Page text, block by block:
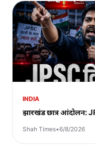
INDIA
झारखंड छात्र आंदोलन:
Shah Times•6/8/2026